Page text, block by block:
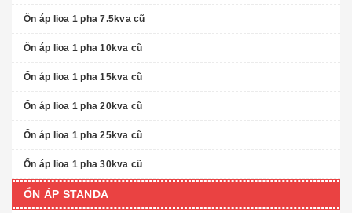
Ổn áp lioa 1 pha 7.5kva cũ
Ổn áp lioa 1 pha 10kva cũ
Ổn áp lioa 1 pha 15kva cũ
Ổn áp lioa 1 pha 20kva cũ
Ổn áp lioa 1 pha 25kva cũ
Ổn áp lioa 1 pha 30kva cũ
ỔN ÁP STANDA